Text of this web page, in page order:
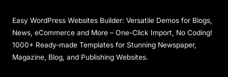
Easy WordPress Websites Builder: Versatile Demos for Blogs,
News, eCommerce and More – One-Click Import, No Coding!
1000+ Ready-made Templates for Stunning Newspaper,
Magazine, Blog, and Publishing Websites.